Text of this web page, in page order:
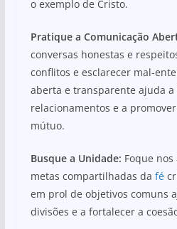
o exemplo de Cristo.
Pratique a Comunicação
conversas honestas e
conflitos e esclarecer mal-
aberta e transparente ajuda
relacionamentos e a
mútuo.
Busque a Unidade: Foque
metas compartilhadas da fé
em prol de objetivos comuns
divisões e a fortalecer a